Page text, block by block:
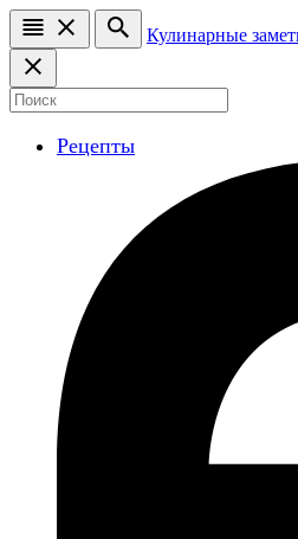
Кулинарные
Рецепты